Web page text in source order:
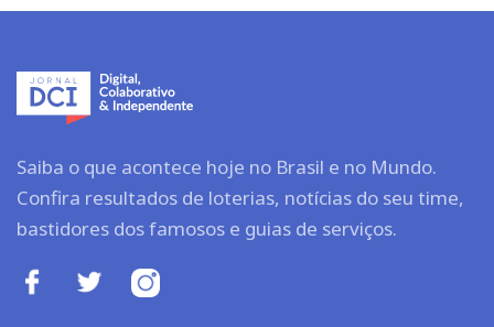
Saiba o que acontece hoje no Brasil e no Mundo.
Confira resultados de loterias, notícias do seu time,
bastidores dos famosos e guias de serviços.